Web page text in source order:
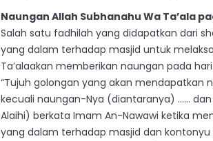
Naungan Allah Subhanahu Wa Ta’ala
Salah satu fadhilah yang didapatkan dari
yang dalam terhadap masjid untuk
Ta’alaakan memberikan naungan pada
“Tujuh golongan yang akan mendapatkan
kecuali naungan-Nya (diantaranya) ……
Alaihi) berkata Imam An-Nawawi ketika
yang dalam terhadap masjid dan